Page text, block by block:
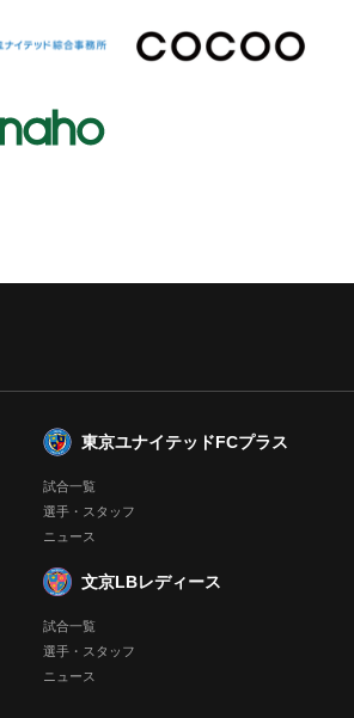
東京ユナイテッドFCプラス
試合一覧
選手・スタッフ
ニュース
文京LBレディース
試合一覧
選手・スタッフ
ニュース